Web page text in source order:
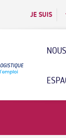
JE SUIS